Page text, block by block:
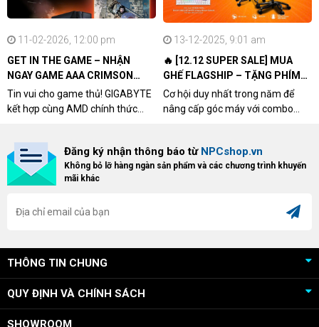
11-02-2026, 12:00 pm
GET IN THE GAME – NHẬN
NGAY GAME AAA CRIMSON
DESERT CÙNG GIGABYTE &
AMD
Tin vui cho game thủ! GIGABYTE
kết hợp cùng AMD chính thức
khách hàng sở hữu VGA Radeon
RX 9070 / RX 9070 XT.
13-12-2025, 9:01 am
🔥 [12.12 SUPER SALE] MUA
GHẾ FLAGSHIP – TẶNG PHÍM
CƠ XỊN
Cơ hội duy nhất trong năm để
nâng cấp góc máy với combo
dòng ghế Gaming cao cấp nhất,
bạn sẽ nhận ngay quà tặng trị giá
Đăng ký nhận thông báo từ NPCshop.vn
Không bỏ lỡ hàng ngàn sản phẩm và các chương trình khuyến
mãi khác
THÔNG TIN CHUNG
QUY ĐỊNH VÀ CHÍNH SÁCH
SHOWROOM